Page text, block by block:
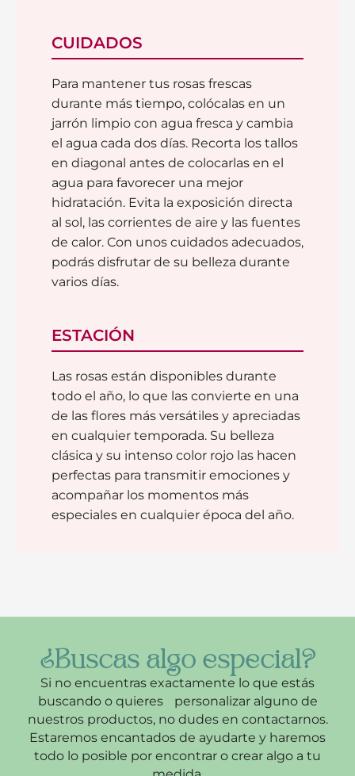
CUIDADOS
Para mantener tus rosas frescas
durante más tiempo, colócalas en un
jarrón limpio con agua fresca y cambia
el agua cada dos días. Recorta los tallos
en diagonal antes de colocarlas en el
agua para favorecer una mejor
hidratación. Evita la exposición directa
al sol, las corrientes de aire y las fuentes
de calor. Con unos cuidados adecuados,
podrás disfrutar de su belleza durante
varios días.
ESTACIÓN
Las rosas están disponibles durante
todo el año, lo que las convierte en una
de las flores más versátiles y apreciadas
en cualquier temporada. Su belleza
clásica y su intenso color rojo las hacen
perfectas para transmitir emociones y
acompañar los momentos más
especiales en cualquier época del año.
¿Buscas algo especial?
Si no encuentras exactamente lo que estás
buscando o quieres personalizar alguno de
nuestros productos, no dudes en contactarnos.
Estaremos encantados de ayudarte y haremos
todo lo posible por encontrar o crear algo a tu